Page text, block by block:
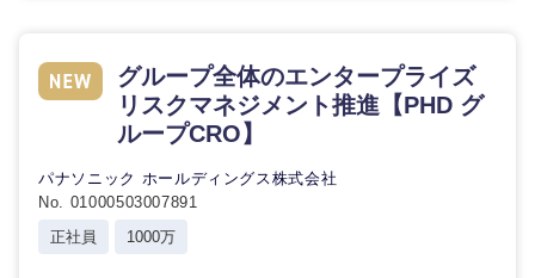
グループ全体のエンタープライズ
リスクマネジメント推進【PHD グ
ループCRO】
パナソニック ホールディングス株式会社
No. 01000503007891
正社員
1000万